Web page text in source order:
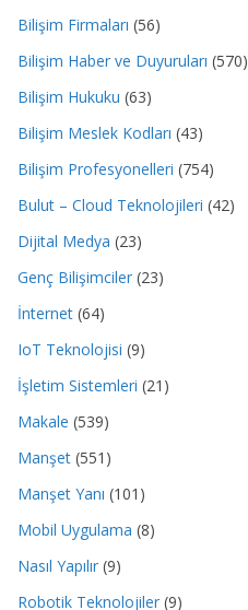
Bilişim Firmaları (56)
Bilişim Haber ve Duyuruları (570)
Bilişim Hukuku (63)
Bilişim Meslek Kodları (43)
Bilişim Profesyonelleri (754)
Bulut – Cloud Teknolojileri (42)
Dijital Medya (23)
Genç Bilişimciler (23)
İnternet (64)
IoT Teknolojisi (9)
İşletim Sistemleri (21)
Makale (539)
Manşet (551)
Manşet Yanı (101)
Mobil Uygulama (8)
Nasıl Yapılır (9)
Robotik Teknolojiler (9)